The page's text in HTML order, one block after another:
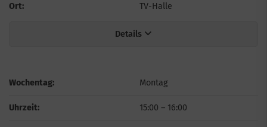
Ort: TV-Halle
Details
Wochentag: Montag
Uhrzeit: 15:00 – 16:00